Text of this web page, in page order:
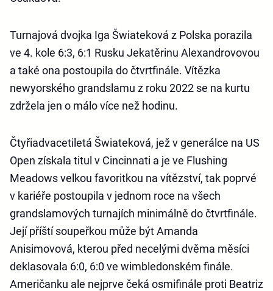
Turnajová dvojka Iga Šwiateková z Polska porazila
ve 4. kole 6:3, 6:1 Rusku Jekatěrinu Alexandrovovou
a také ona postoupila do čtvrtfinále. Vítězka
newyorského grandslamu z roku 2022 se na kurtu
zdržela jen o málo více než hodinu.
Čtyřiadvacetiletá Šwiateková, jež v generálce na US
Open získala titul v Cincinnati a je ve Flushing
Meadows velkou favoritkou na vítězství, tak poprvé
v kariéře postoupila v jednom roce na všech
grandslamových turnajích minimálně do čtvrtfinále.
Její příští soupeřkou může být Amanda
Anisimovová, kterou před necelými dvěma měsíci
deklasovala 6:0, 6:0 ve wimbledonském finále.
Američanku ale nejprve čeká osmifinále proti Beatriz